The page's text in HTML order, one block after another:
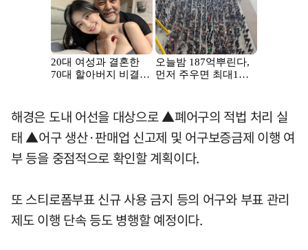
해경은 도내 어선을 대상으로 ▲폐어구의 적법 처리 실
태 ▲어구 생산·판매업 신고제 및 어구보증금제 이행 여
부 등을 중점적으로 확인할 계획이다.
또 스티로폼부표 신규 사용 금지 등의 어구와 부표 관리
제도 이행 단속 등도 병행할 예정이다.